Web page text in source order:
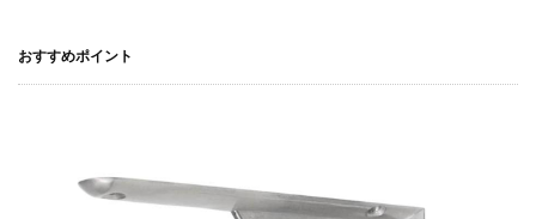
おすすめポイント